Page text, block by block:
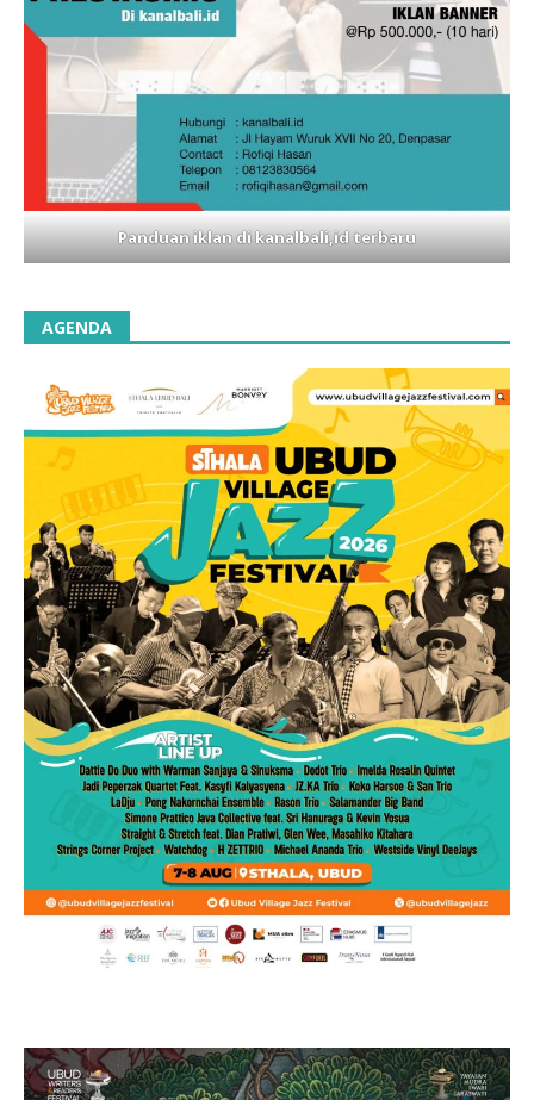
Panduan iklan di kanalbali,id terbaru
AGENDA